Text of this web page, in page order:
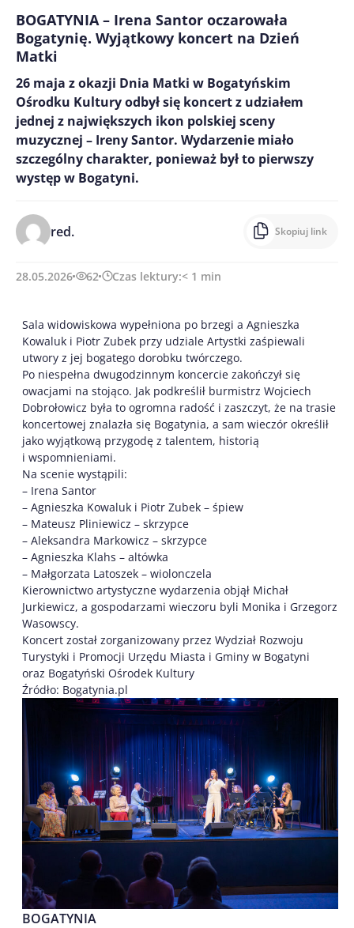
BOGATYNIA – Irena Santor oczarowała
Bogatynię. Wyjątkowy koncert na Dzień
Matki
26 maja z okazji Dnia Matki w Bogatyńskim
Ośrodku Kultury odbył się koncert z udziałem
jednej z największych ikon polskiej sceny
muzycznej – Ireny Santor. Wydarzenie miało
szczególny charakter, ponieważ był to pierwszy
występ w Bogatyni.
red. Skopiuj link
28.05.2026 62 Czas lektury:< 1 min
Sala widowiskowa wypełniona po brzegi a Agnieszka
Kowaluk i Piotr Zubek przy udziale Artystki zaśpiewali
utwory z jej bogatego dorobku twórczego.
Po niespełna dwugodzinnym koncercie zakończył się
owacjami na stojąco. Jak podkreślił burmistrz Wojciech
Dobrołowicz była to ogromna radość i zaszczyt, że na trasie
koncertowej znalazła się Bogatynia, a sam wieczór określił
jako wyjątkową przygodę z talentem, historią
i wspomnieniami.
Na scenie wystąpili:
– Irena Santor
– Agnieszka Kowaluk i Piotr Zubek – śpiew
– Mateusz Pliniewicz – skrzypce
– Aleksandra Markowicz – skrzypce
– Agnieszka Klahs – altówka
– Małgorzata Latoszek – wiolonczela
Kierownictwo artystyczne wydarzenia objął Michał
Jurkiewicz, a gospodarzami wieczoru byli Monika i Grzegorz
Wasowscy.
Koncert został zorganizowany przez Wydział Rozwoju
Turystyki i Promocji Urzędu Miasta i Gminy w Bogatyni
oraz Bogatyński Ośrodek Kultury
Źródło: Bogatynia.pl
BOGATYNIA